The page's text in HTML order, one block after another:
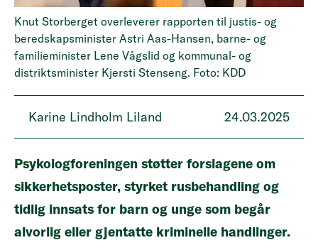
Knut Storberget overleverer rapporten til justis- og
beredskapsminister Astri Aas-Hansen, barne- og
familieminister Lene Vågslid og kommunal- og
distriktsminister Kjersti Stenseng. Foto: KDD
Karine Lindholm Liland 24.03.2025
Psykologforeningen støtter forslagene om
sikkerhetsposter, styrket rusbehandling og
tidlig innsats for barn og unge som begår
alvorlig eller gjentatte kriminelle handlinger.